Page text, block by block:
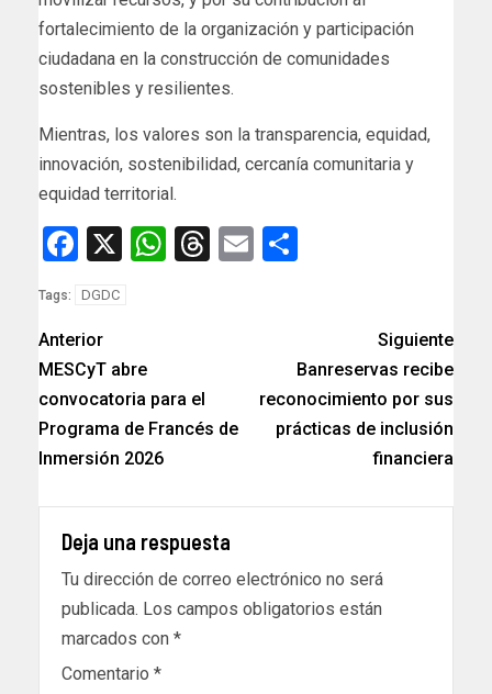
fortalecimiento de la organización y participación
ciudadana en la construcción de comunidades
sostenibles y resilientes.
Mientras, los valores son la transparencia, equidad,
innovación, sostenibilidad, cercanía comunitaria y
equidad territorial.
Facebook
X WhatsApp
Threads
Email
Tags: DGDC
Anterior
MESCyT abre
convocatoria para el
Programa de Francés de
Inmersión 2026
Siguiente
Banreservas recibe
reconocimiento por sus
prácticas de inclusión
financiera
Deja una respuesta
Tu dirección de correo electrónico no será
publicada. Los campos obligatorios están
marcados con *
Comentario *